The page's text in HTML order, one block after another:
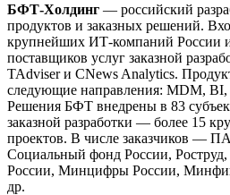
БФТ-Холдинг — российский
продуктов и заказных решений.
крупнейших ИТ-компаний России
поставщиков услуг заказной
TAdviser и CNews Analytics.
следующие направления: MDM,
Решения БФТ внедрены в 83
заказной разработки — более 15
проектов. В числе заказчиков —
Социальный фонд России, Роструд,
России, Минцифры России,
др.